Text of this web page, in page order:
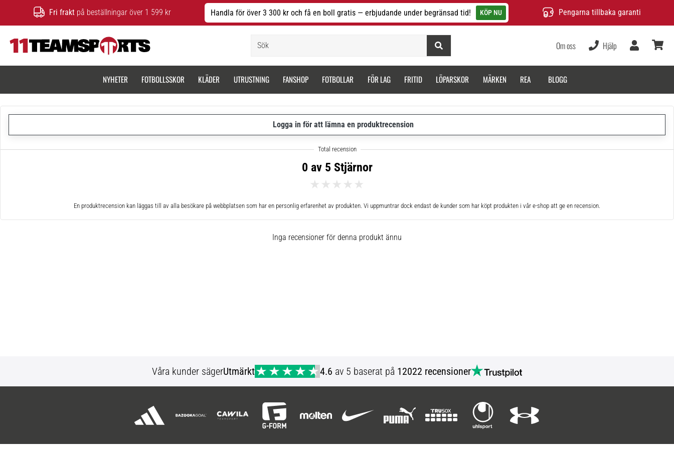
Fri frakt på beställningar över 1 599 kr Handla för över 3 300 kr och få en boll gratis — erbjudande under begränsad tid! KÖP NU Pengarna tillbaka garanti
Om oss Hjälp
NYHETER FOTBOLLSSKOR KLÄDER UTRUSTNING FANSHOP FOTBOLLAR FÖR LAG FRITID LÖPARSKOR MÄRKEN REA BLOGG
Logga in för att lämna en produktrecension
0 av 5 Stjärnor
En produktrecension kan läggas till av alla besökare på webbplatsen som har en personlig erfarenhet av produkten. Vi uppmuntrar dock endast de kunder som har köpt produkten i vår e-shop att ge en recension.
Inga recensioner för denna produkt ännu
Våra kunder sägerUtmärkt 4.6 av 5 baserat på 12022 recensioner